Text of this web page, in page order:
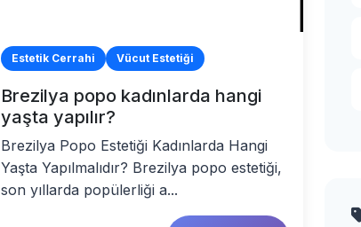
Estetik Cerrahi Vücut Estetiği
Brezilya popo kadınlarda hangi
yaşta yapılır?
Brezilya Popo Estetiği Kadınlarda Hangi
Yaşta Yapılmalıdır? Brezilya popo estetiği,
son yıllarda popülerliği a...